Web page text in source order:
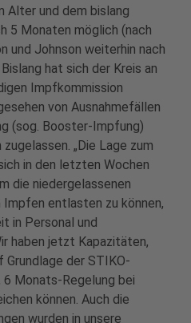
Alter und dem bislang
Monaten möglich (nach
und Johnson weiterhin nach
hat sich der Kreis an
Impfkommission
von Ausnahmefällen
(sog. Booster-Impfung)
„Die Lage zum
in den letzten Wochen
die niedergelassenen
entlasten zu können,
in Personal und
haben jetzt Kapazitäten,
Grundlage der STIKO-
Monats-Regelung bei
können. Auch die
wurden in unsere